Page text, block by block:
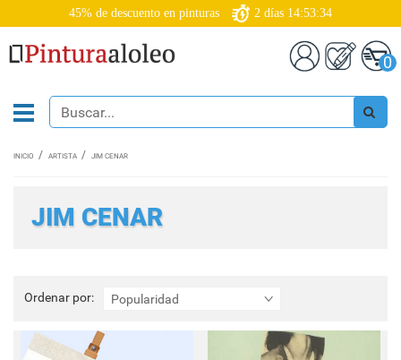
45% de descuento en pinturas 2 días 14:53:34
0
INICIO ARTISTA JIM CENAR
JIM CENAR
Ordenar por: Popularidad
Ordenar
por: